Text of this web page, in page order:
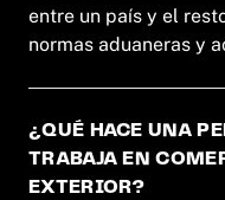
entre un país y el
normas aduaneras y
¿QUÉ HACE UNA
TRABAJA EN
EXTERIOR?